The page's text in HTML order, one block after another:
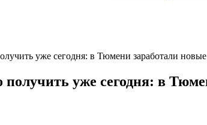
уже сегодня: в Тюмени заработали
уже сегодня: в